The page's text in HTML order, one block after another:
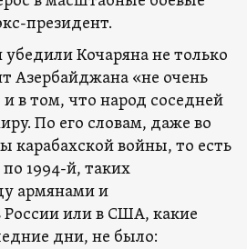
президент.
Кочаряна не только
Азербайджана «не очень
в том, что народ соседней
По его словам, даже во
карабахской войны, то есть
по 1994-й, таких
армянами и
или в США, какие
дни, не было: